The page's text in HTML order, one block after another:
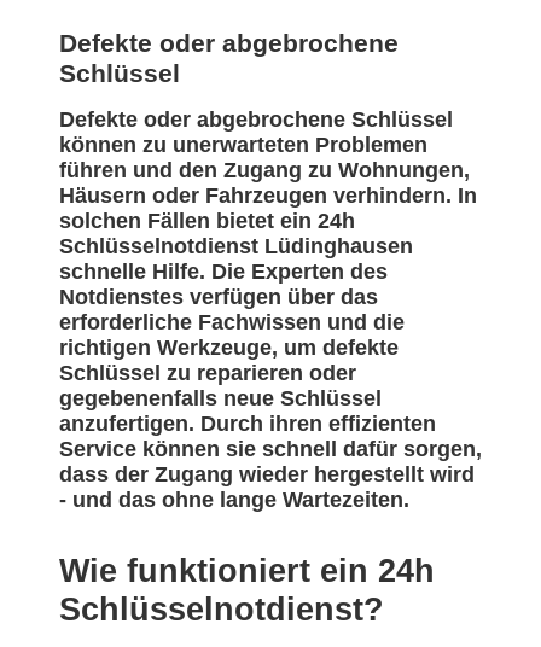
Defekte oder abgebrochene
Schlüssel
Defekte oder abgebrochene Schlüssel
können zu unerwarteten Problemen
führen und den Zugang zu Wohnungen,
Häusern oder Fahrzeugen verhindern. In
solchen Fällen bietet ein 24h
Schlüsselnotdienst Lüdinghausen
schnelle Hilfe. Die Experten des
Notdienstes verfügen über das
erforderliche Fachwissen und die
richtigen Werkzeuge, um defekte
Schlüssel zu reparieren oder
gegebenenfalls neue Schlüssel
anzufertigen. Durch ihren effizienten
Service können sie schnell dafür sorgen,
dass der Zugang wieder hergestellt wird
- und das ohne lange Wartezeiten.
Wie funktioniert ein 24h
Schlüsselnotdienst?